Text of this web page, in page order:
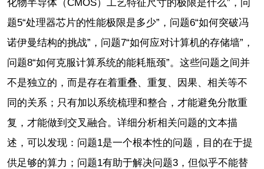
化物半导体（CMOS）工艺特征尺寸的极限是什么”，问
题5“处理器芯片的性能极限是多少”，问题6“如何突破冯
诺伊曼结构的挑战”，问题7“如何应对计算机的存储墙”，
问题8“如何克服计算系统的能耗瓶颈”。这些问题之间并
不是独立的，而是存在着重叠、重复、因果、相关等不
同的关系；只有加以系统梳理和整合，才能避免分散重
复，才能做到交叉融合。详细分析相关问题的文本描
述，可以发现：问题1是一个根本性的问题，目的在于提
供足够的算力；问题1有助于解决问题3，但似乎不能替